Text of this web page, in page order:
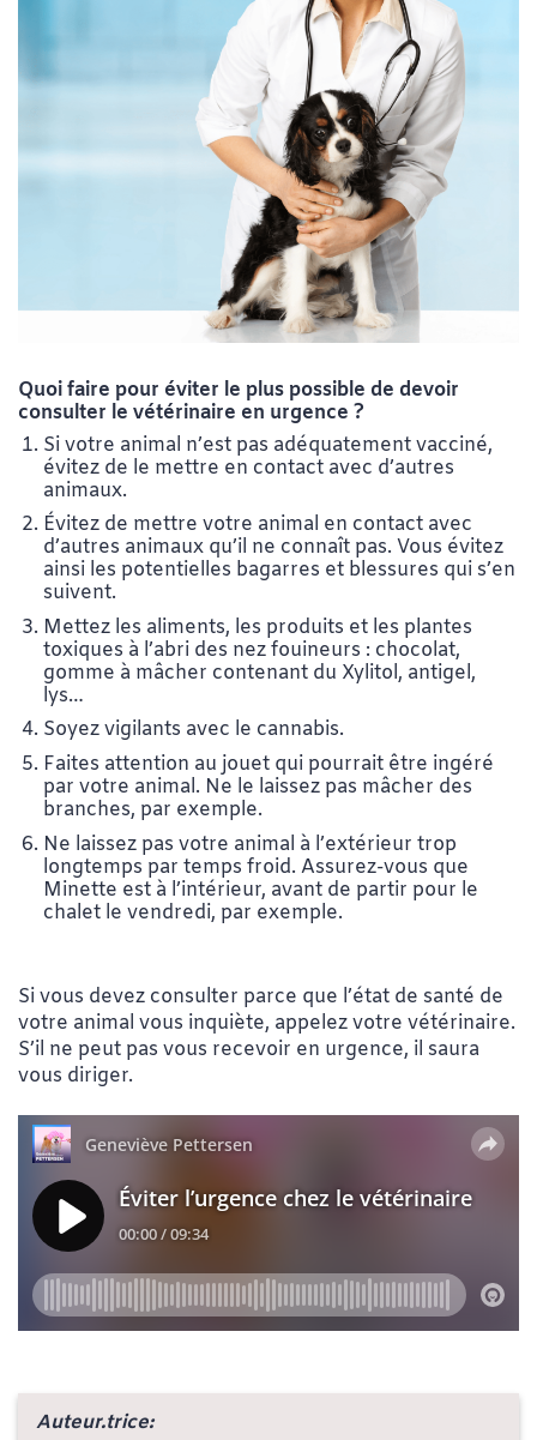
Quoi faire pour éviter le plus possible de devoir
consulter le vétérinaire en urgence ?
Si votre animal n’est pas adéquatement vacciné,
évitez de le mettre en contact avec d’autres
animaux.
Évitez de mettre votre animal en contact avec
d’autres animaux qu’il ne connaît pas. Vous évitez
ainsi les potentielles bagarres et blessures qui s’en
suivent.
Mettez les aliments, les produits et les plantes
toxiques à l’abri des nez fouineurs : chocolat,
gomme à mâcher contenant du Xylitol, antigel,
lys…
Soyez vigilants avec le cannabis.
Faites attention au jouet qui pourrait être ingéré
par votre animal. Ne le laissez pas mâcher des
branches, par exemple.
Ne laissez pas votre animal à l’extérieur trop
longtemps par temps froid. Assurez-vous que
Minette est à l’intérieur, avant de partir pour le
chalet le vendredi, par exemple.
Si vous devez consulter parce que l’état de santé de
votre animal vous inquiète, appelez votre vétérinaire.
S’il ne peut pas vous recevoir en urgence, il saura
vous diriger.
Auteur.trice: